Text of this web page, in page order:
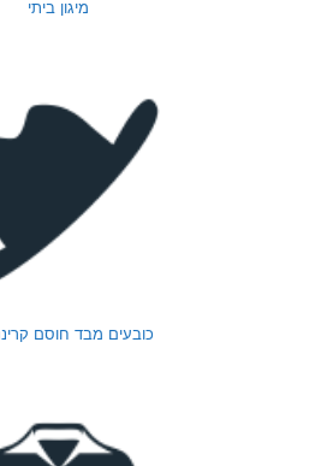
כובעים מבד חוסם קרינת רדיו